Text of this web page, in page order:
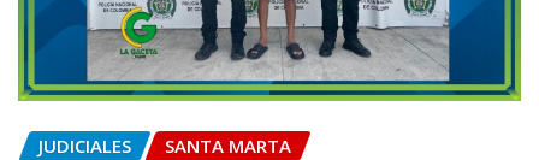
JUDICIALES SANTA MARTA